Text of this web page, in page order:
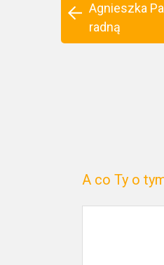
Agnieszka
radną
A co Ty o